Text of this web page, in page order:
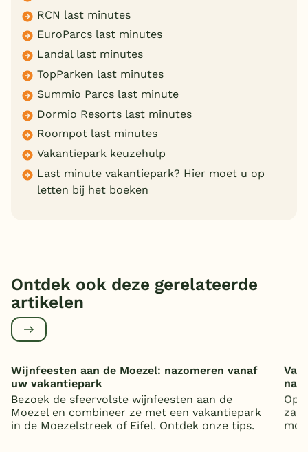
RCN last minutes
EuroParcs last minutes
Landal last minutes
TopParken last minutes
Summio Parcs last minute
Dormio Resorts last minutes
Roompot last minutes
Vakantiepark keuzehulp
Last minute vakantiepark? Hier moet u op
letten bij het boeken
Ontdek ook deze gerelateerde
artikelen
Wijnfeesten aan de Moezel: nazomeren vanaf
uw vakantiepark
Bezoek de sfeervolste wijnfeesten aan de
Moezel en combineer ze met een vakantiepark
in de Moezelstreek of Eifel. Ontdek onze tips.
Op